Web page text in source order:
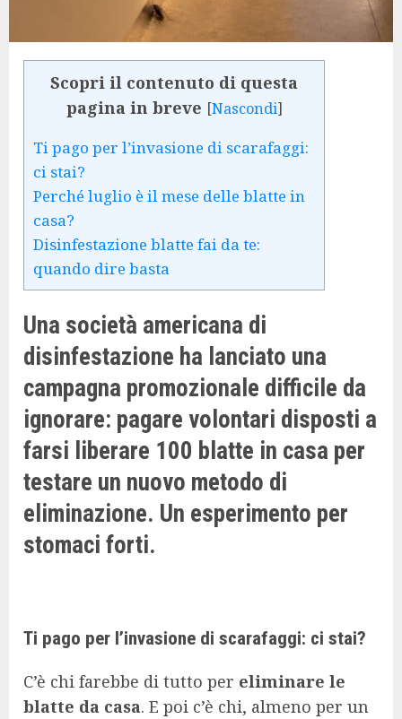
Scopri il contenuto di questa
pagina in breve [Nascondi]
Ti pago per l’invasione di scarafaggi:
ci stai?
Perché luglio è il mese delle blatte in
casa?
Disinfestazione blatte fai da te:
quando dire basta
Una società americana di
disinfestazione ha lanciato una
campagna promozionale difficile da
ignorare: pagare volontari disposti a
farsi liberare 100 blatte in casa per
testare un nuovo metodo di
eliminazione. Un esperimento per
stomaci forti.
Ti pago per l’invasione di scarafaggi: ci stai?
C’è chi farebbe di tutto per eliminare le
blatte da casa. E poi c’è chi, almeno per un